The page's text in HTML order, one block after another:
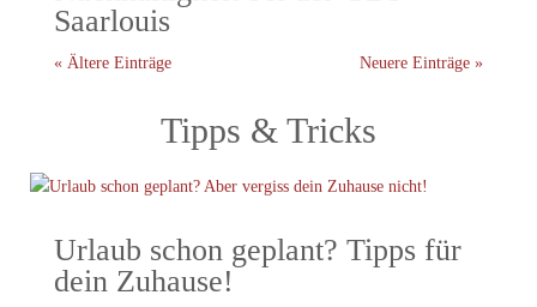
Saarlouis
« Ältere Einträge Neuere Einträge »
Tipps & Tricks
Urlaub schon geplant? Tipps für
dein Zuhause!